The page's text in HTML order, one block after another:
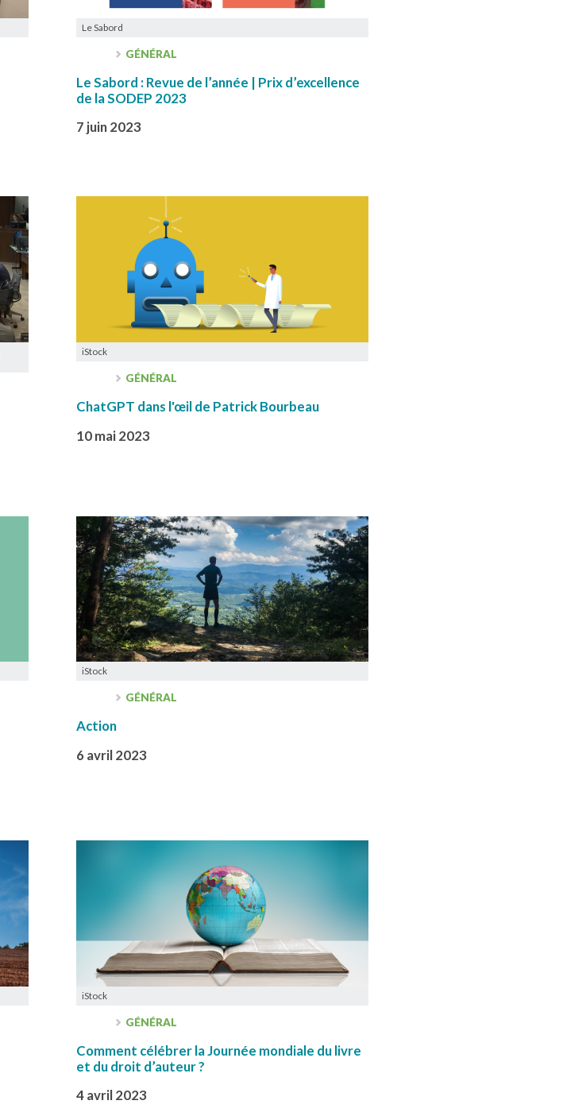
Le Sabord
GÉNÉRAL
Le Sabord : Revue de l’année | Prix d’excellence
de la SODEP 2023
7 juin 2023
iStock
GÉNÉRAL
ChatGPT dans l'œil de Patrick Bourbeau
10 mai 2023
iStock
GÉNÉRAL
Action
6 avril 2023
iStock
GÉNÉRAL
Comment célébrer la Journée mondiale du livre
et du droit d’auteur ?
4 avril 2023